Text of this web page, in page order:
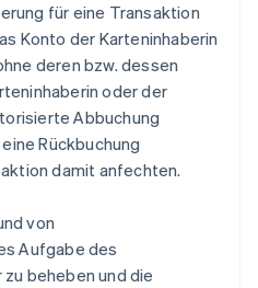
für eine Transaktion
Konto der Karteninhaberin
deren bzw. dessen
oder der
Abbuchung
Rückbuchung
damit anfechten.
von
Aufgabe des
beheben und die